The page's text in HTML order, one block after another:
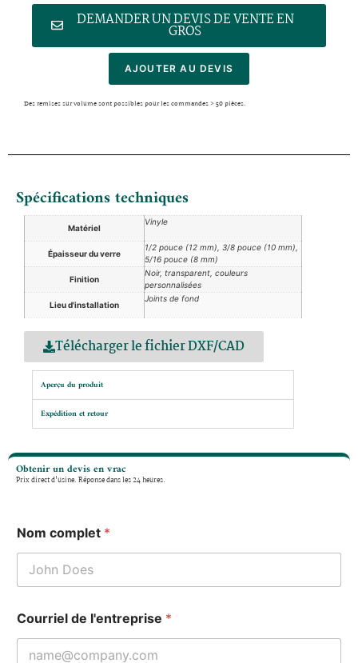
DEMANDER UN DEVIS DE VENTE EN
GROS
AJOUTER AU DEVIS
Des remises sur volume sont possibles pour les commandes > 50 pièces.
Spécifications techniques
Matériel
Vinyle
Épaisseur du verre
1/2 pouce (12 mm), 3/8 pouce (10 mm),
5/16 pouce (8 mm)
Finition
Noir, transparent, couleurs
personnalisées
Lieu d'installation
Joints de fond
Télécharger le fichier DXF/CAD
Aperçu du produit
Expédition et retour
Obtenir un devis en vrac
Prix direct d'usine. Réponse dans les 24 heures.
Nom complet *
Courriel de l'entreprise *